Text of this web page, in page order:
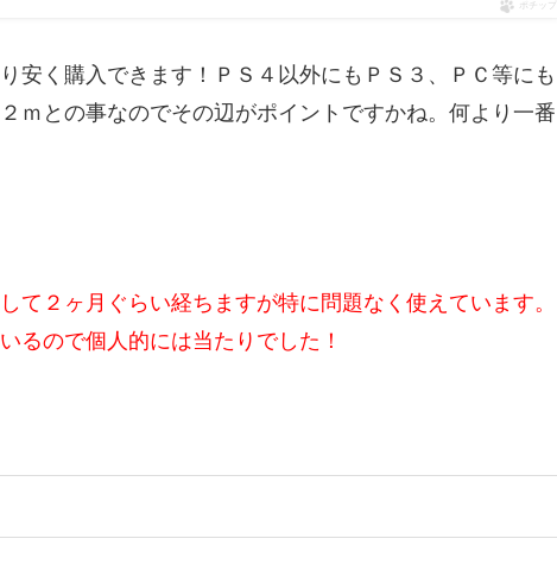
ポチップ
安く購入できます！ＰＳ４以外にもＰＳ３、ＰＣ等にも
ｍとの事なのでその辺がポイントですかね。何より一番
て２ヶ月ぐらい経ちますが特に問題なく使えています。
るので個人的には当たりでした！